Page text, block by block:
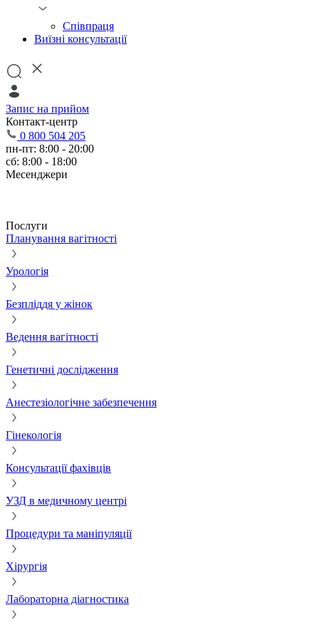
Співпраця
Виїзні консультації
Запис на прийом
Контакт-центр
0 800 504 205
пн-пт: 8:00 - 20:00
сб: 8:00 - 18:00
Месенджери
Послуги
Планування вагітності
Урологія
Безпліддя у жінок
Ведення вагітності
Генетичні дослідження
Анестезіологічне забезпечення
Гінекологія
Консультації фахівців
УЗД в медичному центрі
Процедури та маніпуляції
Хірургія
Лабораторна діагностика